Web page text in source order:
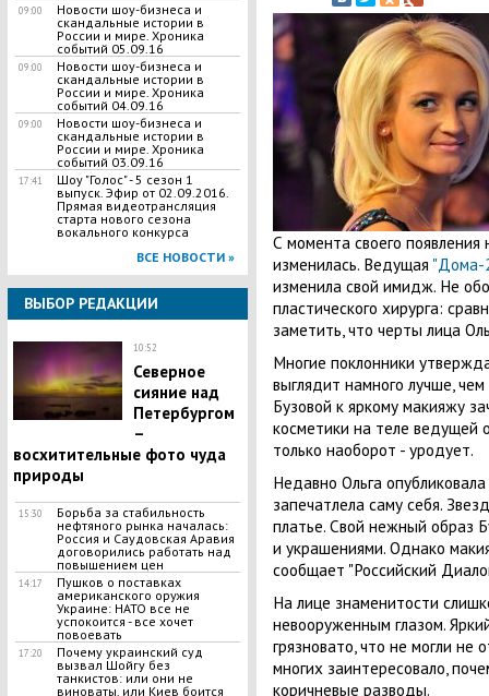
09:00
Новости шоу-бизнеса и
скандальные истории в
России и мире. Хроника
событий 05.09.16
09:00
Новости шоу-бизнеса и
скандальные истории в
России и мире. Хроника
событий 04.09.16
09:00
Новости шоу-бизнеса и
скандальные истории в
России и мире. Хроника
событий 03.09.16
17:41
Шоу "Голос" - 5 сезон 1
выпуск. Эфир от 02.09.2016.
Прямая видеотрансляция
старта нового сезона
вокального конкурса
ВСЕ НОВОСТИ »
ВЫБОР РЕДАКЦИИ
10:52
Северное
сияние над
Петербургом
–
восхитительные фото чуда
природы
15:30
Борьба за стабильность
нефтяного рынка началась:
Россия и Саудовская Аравия
договорились работать над
повышением цен
14:17
Пушков о поставках
американского оружия
Украине: НАТО все не
успокоится - все хочет
повоевать
17:20
Почему украинский суд
вызвал Шойгу без
танкистов: или они не
виноваты, или Киев боится
С момента своего
изменилась. Ведущая "Дома-
изменила свой имидж. Не
пластического хирурга:
заметить, что черты лица
Многие поклонники
выглядит намного лучше,
Бузовой к яркому макияжу
косметики на теле ведущей
только наоборот - уродует.
Недавно Ольга
запечатлела саму себя.
платье. Свой нежный образ
и украшениями. Однако
сообщает "Российский
На лице знаменитости
невооруженным глазом.
грязновато, что не могли не
многих заинтересовало,
коричневые разводы.